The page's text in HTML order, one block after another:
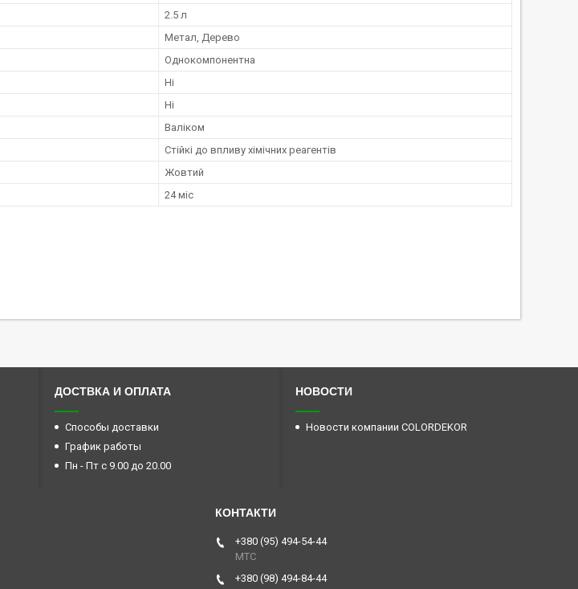
2.5 л
Метал, Дерево
Однокомпонентна
Ні
Ні
Валіком
Стійкі до впливу хімічних реагентів
Жовтий
24 міс
ДОСТВКА И ОПЛАТА
Способы доставки
График работы
Пн - Пт с 9.00 до 20.00
НОВОСТИ
Новости компании COLORDEKOR
+380 (95) 494-54-44
МТС
+380 (98) 494-84-44